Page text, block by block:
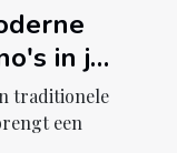
in je
traditionele
een